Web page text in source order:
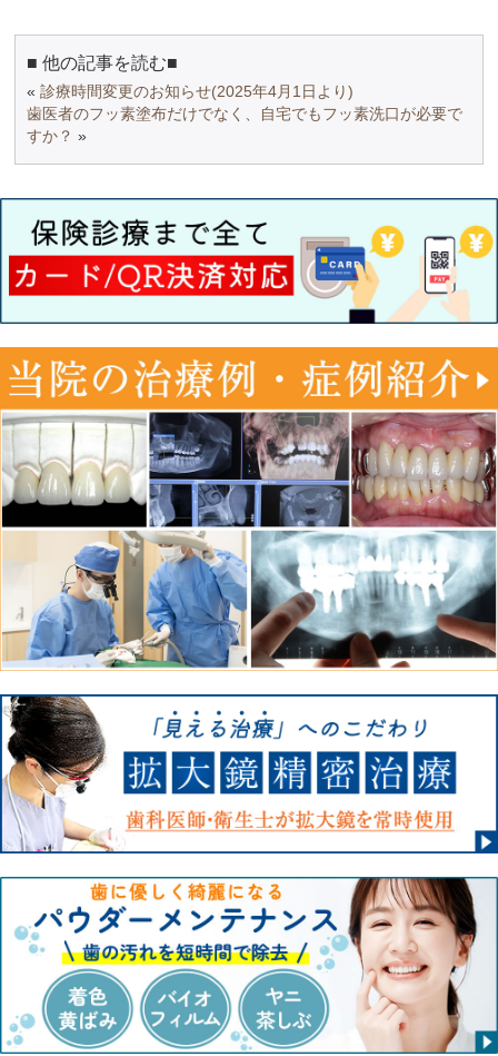
■ 他の記事を読む■
«診療時間変更のお知らせ(2025年4月1日より)
歯医者のフッ素塗布だけでなく、自宅でもフッ素洗口が必要で
すか？ »